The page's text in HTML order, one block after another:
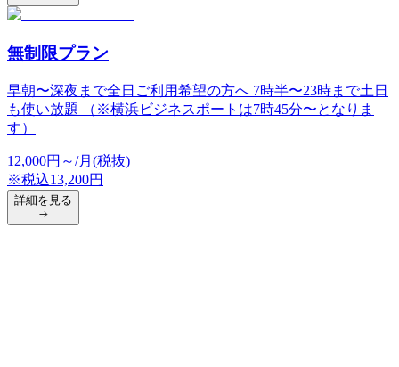
無制限プラン
早朝〜深夜まで全日ご利用希望の方へ 7時半〜23時まで土日
も使い放題 （※横浜ビジネスポートは7時45分〜となりま
す）
12,000円 ～/月(税抜)
※税込13,200円
詳細を見る